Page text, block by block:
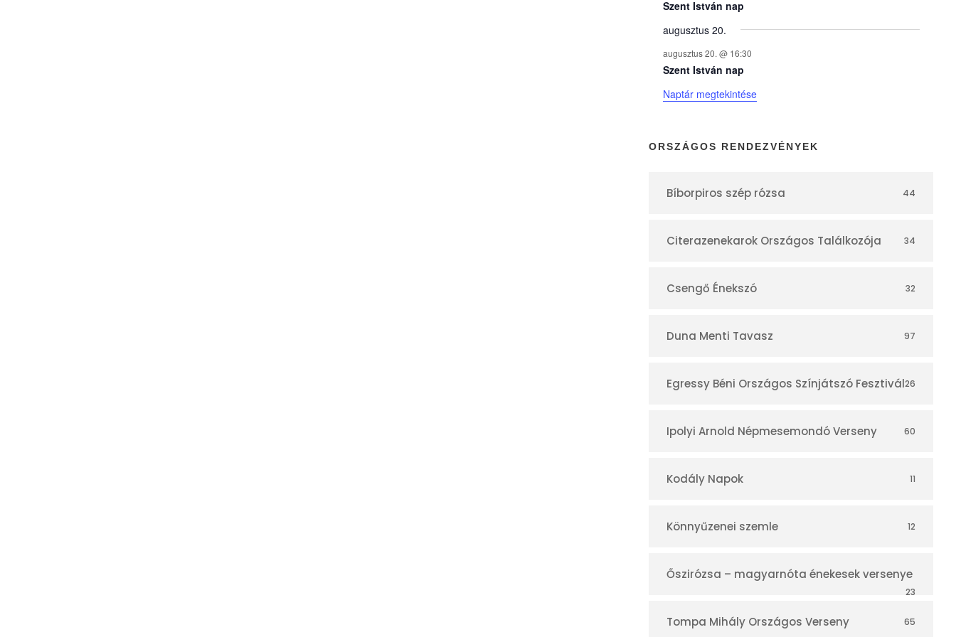
y
e
k
n
a
á
r
Szent István nap
augusztus 20.
augusztus 20. @ 16:30
Szent István nap
Naptár megtekintése
ORSZÁGOS RENDEZVÉNYEK
Bíborpiros szép rózsa 44
Citerazenekarok Országos Találkozója 34
Csengő Énekszó 32
Duna Menti Tavasz 97
Egressy Béni Országos Színjátszó Fesztivál26
Ipolyi Arnold Népmesemondó Verseny 60
Kodály Napok 11
Könnyűzenei szemle 12
Őszirózsa – magyarnóta énekesek versenye
23
Tompa Mihály Országos Verseny 65